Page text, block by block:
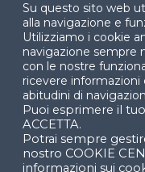
© 2024 Copyright ©
di Ingegneria
Su questo sito web
alla navigazione e
Utilizziamo i cookie
navigazione sempre
con le nostre
ricevere
abitudini di
Puoi esprimere il
ACCETTA.
Potrai sempre
nostro COOKIE
informazioni sui